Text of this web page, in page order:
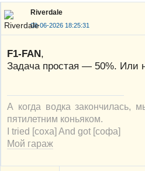
Riverdale
08-06-2026 18:25:31
F1-FAN,
Задача простая — 50%. Или
А когда водка закончилась,
пятилетним коньяком.
I tried [соха] And got [софа]
Мой гараж